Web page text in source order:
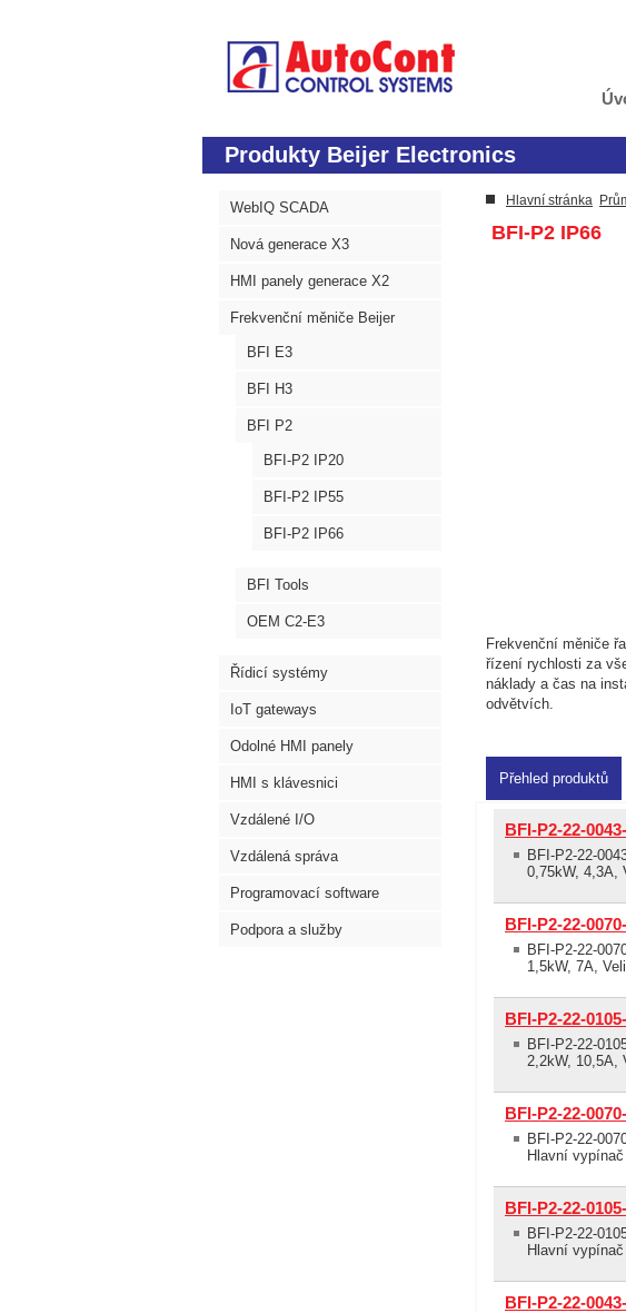
Produkty Beijer Electronics
WebIQ SCADA
Nová generace X3
HMI panely generace X2
Frekvenční měniče Beijer
BFI E3
BFI H3
BFI P2
BFI-P2 IP20
BFI-P2 IP55
BFI-P2 IP66
BFI Tools
OEM C2-E3
Řídicí systémy
IoT gateways
Odolné HMI panely
HMI s klávesnici
Vzdálené I/O
Vzdálená správa
Programovací software
Podpora a služby
Hlavní stránka
BFI-P2 IP66
Frekvenční měniče
řízení rychlosti za
náklady a čas na
odvětvích.
Přehled produktů
BFI-P2-22-
BFI-P2-22-
0,75kW, 4,3A,
BFI-P2-22-
BFI-P2-22-
1,5kW, 7A,
BFI-P2-22-
BFI-P2-22-
2,2kW, 10,5A,
BFI-P2-22-
BFI-P2-22-
Hlavní
BFI-P2-22-
BFI-P2-22-
Hlavní
BFI-P2-22-